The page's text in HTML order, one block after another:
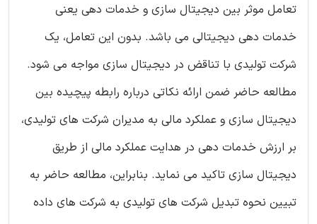
تعامل موثر بین دیجیتال سازی و خدمات دهی یعنی
خدمات دهی دیجیتالی می باشد. بدون این تعامل، یک
شرکت تولیدی با تناقض در دیجیتال سازی مواجه می شود.
مطالعه حاضر ضمن ارائه نکاتی درباره رابطه پیچیده بین
دیجیتال سازی و عملکرد مالی به مدیران شرکت های تولیدی،
بر ارزش خدمات دهی در هدایت عملکرد مالی از طریق
دیجیتال سازی تاکید می نماید. بنابراین، مطالعه حاضر به
تبیین نحوه تبدیل شرکت های تولیدی به شرکت های داده